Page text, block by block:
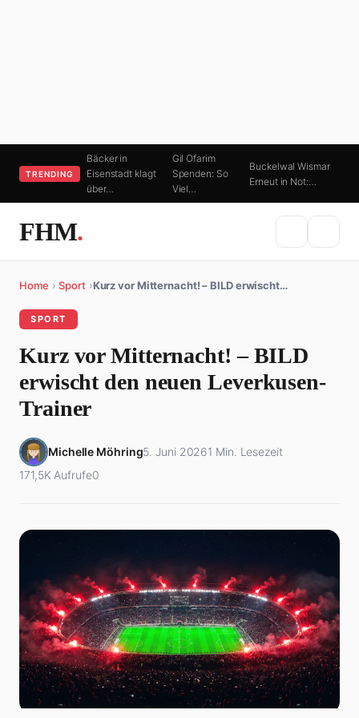
TRENDING
Bäcker in
Eisenstadt klagt
über…
Gil Ofarim
Spenden: So
Viel…
Buckelwal Wismar
Erneut in Not:…
FHM.
Home › Sport ›Kurz vor Mitternacht! – BILD erwischt…
SPORT
Kurz vor Mitternacht! – BILD
erwischt den neuen Leverkusen-
Trainer
Michelle Möhring5. Juni 20261 Min. Lesezeit
171,5K Aufrufe0